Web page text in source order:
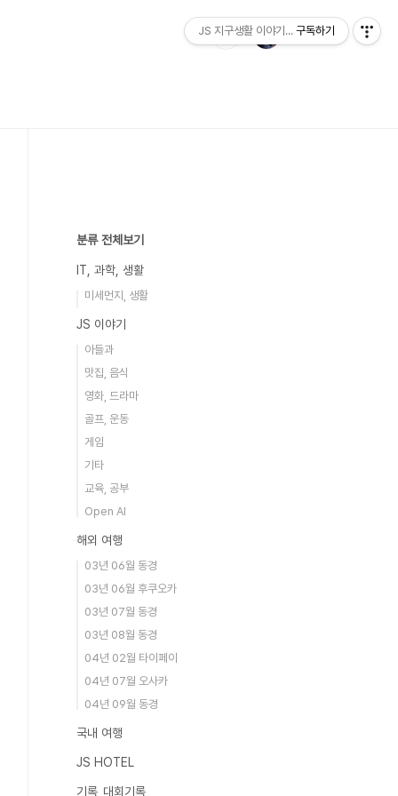
분류 전체보기
IT, 과학, 생활
미세먼지, 생활
JS 이야기
아들과
맛집, 음식
영화, 드라마
골프, 운동
게임
기타
교육, 공부
Open AI
해외 여행
03년 06월 동경
03년 06월 후쿠오카
03년 07월 동경
03년 08월 동경
04년 02월 타이페이
04년 07월 오사카
04년 09월 동경
국내 여행
JS HOTEL
기록_대회기록
JS 지구생활 이야기... 구독하기